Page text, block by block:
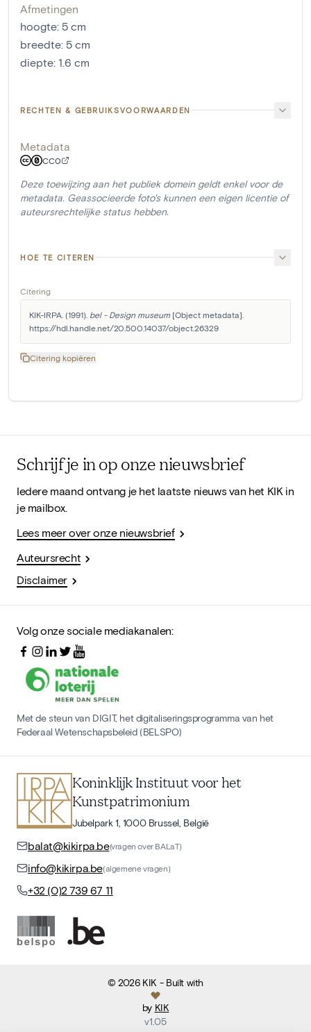
Afmetingen
hoogte: 5 cm
breedte: 5 cm
diepte: 1.6 cm
RECHTEN & GEBRUIKSVOORWAARDEN
Metadata
CC0
Deze toewijzing aan het publiek domein geldt enkel voor de
metadata. Geassocieerde foto's kunnen een eigen licentie of
auteursrechtelijke status hebben.
HOE TE CITEREN
Citering
KIK-IRPA. (1991). bel - Design museum [Object metadata].
https://hdl.handle.net/20.500.14037/object.26329
Citering kopiëren
Schrijf je in op onze nieuwsbrief
Iedere maand ontvang je het laatste nieuws van het KIK in
je mailbox.
Lees meer over onze nieuwsbrief
Auteursrecht
Disclaimer
Volg onze sociale mediakanalen:
Met de steun van DIGIT, het digitaliseringsprogramma van het
Federaal Wetenschapsbeleid (BELSPO)
Koninklijk Instituut voor het
Kunstpatrimonium
Jubelpark 1, 1000 Brussel, België
balat@kikirpa.be(vragen over BALaT)
info@kikirpa.be(algemene vragen)
+32 (0)2 739 67 11
©2026 KIK - Built with
by KIK
v1.05